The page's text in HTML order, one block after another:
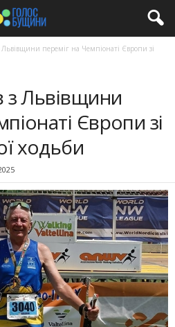
Львівщини переміг на Чемпіонаті Європи зі
з Львівщини
Європи зі
ходьби